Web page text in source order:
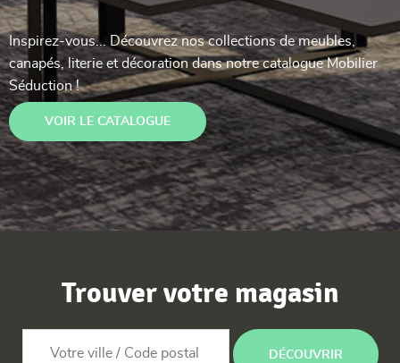
Inspirez-vous... Découvrez nos collections de meubles,
canapés, literie et décoration dans notre catalogue Mobilier
Séduction !
VOIR LE CATALOGUE
Trouver votre magasin
DÉCOUVRIR